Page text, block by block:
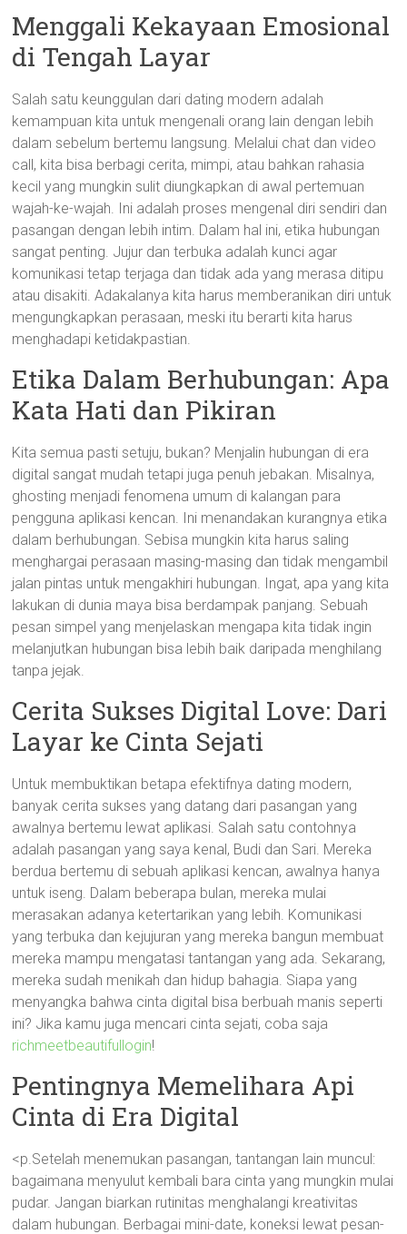
Menggali Kekayaan Emosional
di Tengah Layar
Salah satu keunggulan dari dating modern adalah
kemampuan kita untuk mengenali orang lain dengan lebih
dalam sebelum bertemu langsung. Melalui chat dan video
call, kita bisa berbagi cerita, mimpi, atau bahkan rahasia
kecil yang mungkin sulit diungkapkan di awal pertemuan
wajah-ke-wajah. Ini adalah proses mengenal diri sendiri dan
pasangan dengan lebih intim. Dalam hal ini, etika hubungan
sangat penting. Jujur dan terbuka adalah kunci agar
komunikasi tetap terjaga dan tidak ada yang merasa ditipu
atau disakiti. Adakalanya kita harus memberanikan diri untuk
mengungkapkan perasaan, meski itu berarti kita harus
menghadapi ketidakpastian.
Etika Dalam Berhubungan: Apa
Kata Hati dan Pikiran
Kita semua pasti setuju, bukan? Menjalin hubungan di era
digital sangat mudah tetapi juga penuh jebakan. Misalnya,
ghosting menjadi fenomena umum di kalangan para
pengguna aplikasi kencan. Ini menandakan kurangnya etika
dalam berhubungan. Sebisa mungkin kita harus saling
menghargai perasaan masing-masing dan tidak mengambil
jalan pintas untuk mengakhiri hubungan. Ingat, apa yang kita
lakukan di dunia maya bisa berdampak panjang. Sebuah
pesan simpel yang menjelaskan mengapa kita tidak ingin
melanjutkan hubungan bisa lebih baik daripada menghilang
tanpa jejak.
Cerita Sukses Digital Love: Dari
Layar ke Cinta Sejati
Untuk membuktikan betapa efektifnya dating modern,
banyak cerita sukses yang datang dari pasangan yang
awalnya bertemu lewat aplikasi. Salah satu contohnya
adalah pasangan yang saya kenal, Budi dan Sari. Mereka
berdua bertemu di sebuah aplikasi kencan, awalnya hanya
untuk iseng. Dalam beberapa bulan, mereka mulai
merasakan adanya ketertarikan yang lebih. Komunikasi
yang terbuka dan kejujuran yang mereka bangun membuat
mereka mampu mengatasi tantangan yang ada. Sekarang,
mereka sudah menikah dan hidup bahagia. Siapa yang
menyangka bahwa cinta digital bisa berbuah manis seperti
ini? Jika kamu juga mencari cinta sejati, coba saja
richmeetbeautifullogin!
Pentingnya Memelihara Api
Cinta di Era Digital
<p.Setelah menemukan pasangan, tantangan lain muncul:
bagaimana menyulut kembali bara cinta yang mungkin mulai
pudar. Jangan biarkan rutinitas menghalangi kreativitas
dalam hubungan. Berbagai mini-date, koneksi lewat pesan-